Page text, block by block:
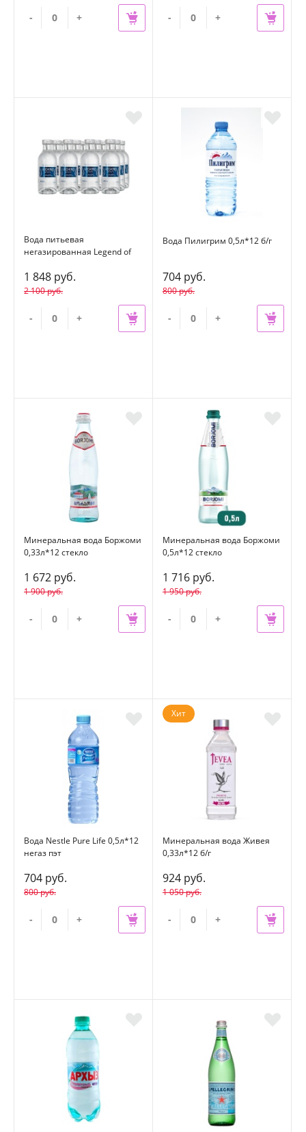
- + - +
Вода питьевая
негазированная Legend of
0,33л*12 шт стекло
1 848 руб.
2 100 руб.
- +
Вода Пилигрим 0,5л*12 б/г
704 руб.
800 руб.
- +
Минеральная вода Боржоми
0,33л*12 стекло
1 672 руб.
1 900 руб.
- +
Минеральная вода Боржоми
0,5л*12 стекло
1 716 руб.
1 950 руб.
- +
Вода Nestle Pure Life 0,5л*12
негаз пэт
704 руб.
800 руб.
- +
Хит
Минеральная вода Живея
0,33л*12 б/г
924 руб.
1 050 руб.
- +